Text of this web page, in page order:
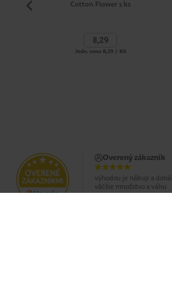
Cotton Flower 1 ks
8,29
Jedn. cena 8,29 / KS
Overený zákazník
výhodou je nákup a
väčšie množstvo a váhu